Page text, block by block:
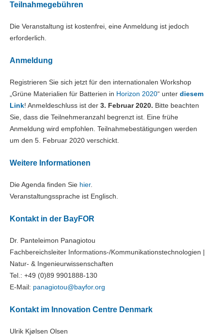
Teilnahmegebühren
Die Veranstaltung ist kostenfrei, eine Anmeldung ist jedoch
erforderlich.
Anmeldung
Registrieren Sie sich jetzt für den internationalen Workshop
„Grüne Materialien für Batterien in Horizon 2020“ unter diesem
Link! Anmeldeschluss ist der 3. Februar 2020. Bitte beachten
Sie, dass die Teilnehmeranzahl begrenzt ist. Eine frühe
Anmeldung wird empfohlen. Teilnahmebestätigungen werden
um den 5. Februar 2020 verschickt.
Weitere Informationen
Die Agenda finden Sie hier.
Veranstaltungssprache ist Englisch.
Kontakt in der BayFOR
Dr. Panteleimon Panagiotou
Fachbereichsleiter Informations-/Kommunikationstechnologien |
Natur- & Ingenieurwissenschaften
Tel.: +49 (0)89 9901888-130
E-Mail: panagiotou@bayfor.org
Kontakt im Innovation Centre Denmark
Ulrik Kjølsen Olsen